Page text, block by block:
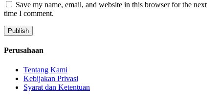
Save my name, email, and website in this browser for the next
time I comment.
Perusahaan
Tentang Kami
Kebijakan Privasi
Syarat dan Ketentuan